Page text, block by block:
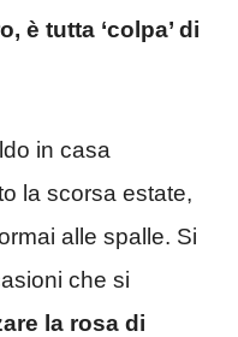
è tutta ‘colpa’ di
in casa
la scorsa estate,
alle spalle. Si
che si
la rosa di